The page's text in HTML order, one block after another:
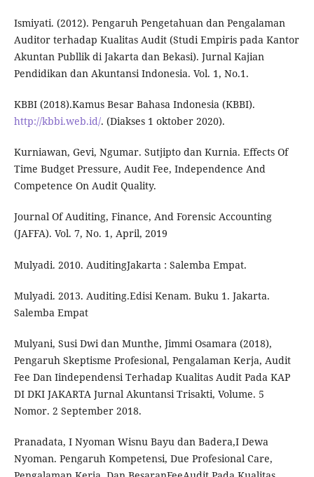
Ismiyati. (2012). Pengaruh Pengetahuan dan Pengalaman
Auditor terhadap Kualitas Audit (Studi Empiris pada Kantor
Akuntan Publlik di Jakarta dan Bekasi). Jurnal Kajian
Pendidikan dan Akuntansi Indonesia. Vol. 1, No.1.
KBBI (2018).Kamus Besar Bahasa Indonesia (KBBI).
http://kbbi.web.id/. (Diakses 1 oktober 2020).
Kurniawan, Gevi, Ngumar. Sutjipto dan Kurnia. Effects Of
Time Budget Pressure, Audit Fee, Independence And
Competence On Audit Quality.
Journal Of Auditing, Finance, And Forensic Accounting
(JAFFA). Vol. 7, No. 1, April, 2019
Mulyadi. 2010. AuditingJakarta : Salemba Empat.
Mulyadi. 2013. Auditing.Edisi Kenam. Buku 1. Jakarta.
Salemba Empat
Mulyani, Susi Dwi dan Munthe, Jimmi Osamara (2018),
Pengaruh Skeptisme Profesional, Pengalaman Kerja, Audit
Fee Dan Iindependensi Terhadap Kualitas Audit Pada KAP
DI DKI JAKARTA Jurnal Akuntansi Trisakti, Volume. 5
Nomor. 2 September 2018.
Pranadata, I Nyoman Wisnu Bayu dan Badera,I Dewa
Nyoman. Pengaruh Kompetensi, Due Profesional Care,